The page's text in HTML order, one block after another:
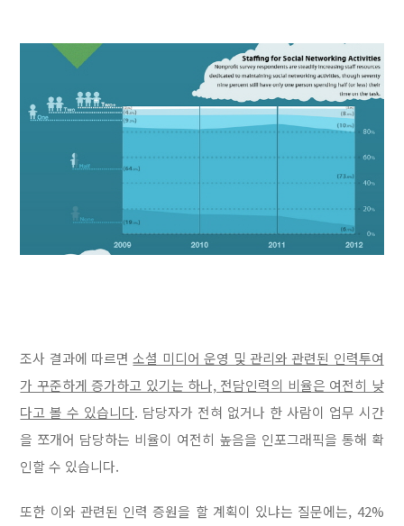
조사 결과에 따르면소셜 미디어 운영 및 관리와 관련된 인력투여
가 꾸준하게 증가하고 있기는 하나, 전담인력의 비율은 여전히 낮
다고 볼 수 있습니다. 담당자가 전혀 없거나 한 사람이 업무 시간
을 쪼개어 담당하는 비율이 여전히 높음을 인포그래픽을 통해 확
인할 수 있습니다.
또한 이와 관련된 인력 증원을 할 계획이 있냐는 질문에는, 42%